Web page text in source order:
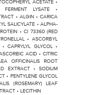
ACETATE •
FERMENT LYSATE •
• ALGIN • CARICA
SALICYLATE • ALPHA-
• CI 73360 (RED
• ASCORBYL
CAPRYLYL GLYCOL •
ACID • CITRIC
OFFICINALIS ROOT
EXTRACT • SODIUM
• PENTYLENE GLYCOL
(ROSEMARY) LEAF
• LECITHIN